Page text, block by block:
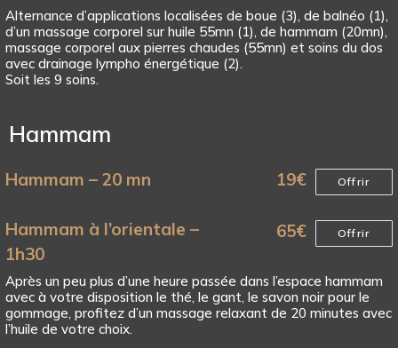
Alternance d’applications localisées de boue (3), de balnéo (1),
d’un massage corporel sur huile 55mn (1), de hammam (20mn),
massage corporel aux pierres chaudes (55mn) et soins du dos
avec drainage lympho énergétique (2).
Soit les 9 soins.
Hammam
Hammam – 20 mn 19€ Offrir
Hammam à l’orientale –
1h30
65€ Offrir
Après un peu plus d’une heure passée dans l’espace hammam
avec à votre disposition le thé, le gant, le savon noir pour le
gommage, profitez d’un massage relaxant de 20 minutes avec
l’huile de votre choix.